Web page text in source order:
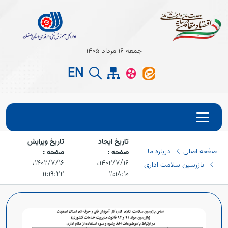
Open
Open
جمعه 16 مرداد 1405
EN
صفحه اصلی
درباره ما
بازرسین سلامت اداری
تاریخ ایجاد
صفحه :
۱۴۰۲/۷/۱۶،‏
۱۱:۱۸:۱۰
تاریخ ویرایش
صفحه :
۱۴۰۲/۷/۱۶،‏
۱۱:۱۹:۲۲